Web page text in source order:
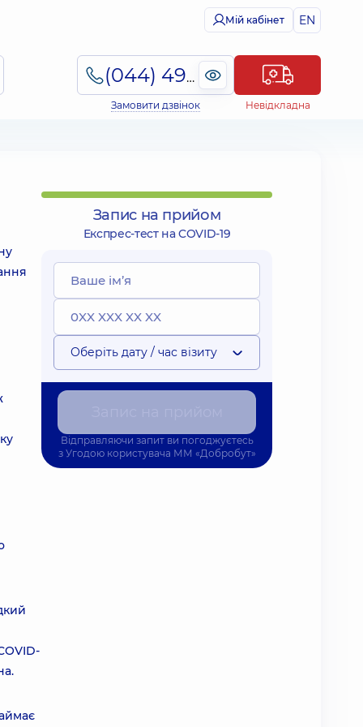
Мій кабінет EN
(044) 495-2-888
Замовити дзвінок Невідкладна
Запис на прийом
Експрес-тест на COVID-19
Оберіть дату / час візиту
Відправляючи запит ви погоджуєтесь
з Угодою користувача ММ «Добробут»